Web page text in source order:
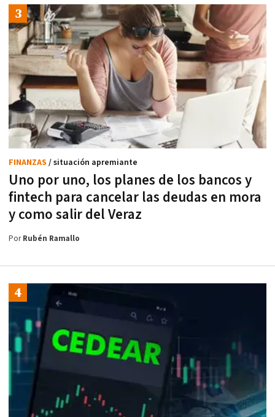
Uno por uno, los planes de los bancos y
fintech para cancelar las deudas en mora
y como salir del Veraz
FINANZAS / situación apremiante
PorRubén Ramallo